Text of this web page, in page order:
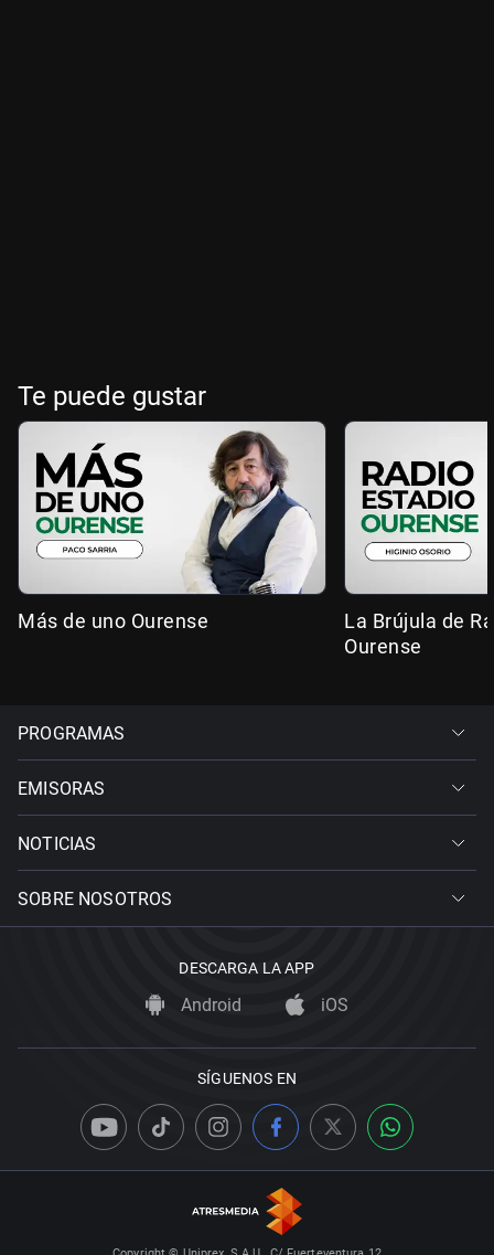
Te puede gustar
Más de uno Ourense
La Brújula de
Ourense
PROGRAMAS
EMISORAS
NOTICIAS
SOBRE NOSOTROS
DESCARGA LA APP
Android iOS
SÍGUENOS EN